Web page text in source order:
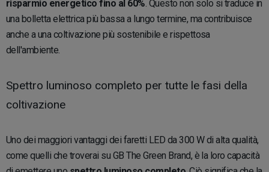
risparmio energetico fino al 60%. Questo non solo si traduce in
una bolletta elettrica più bassa a lungo termine, ma contribuisce
anche a una coltivazione più sostenibile e rispettosa
dell'ambiente.
Spettro luminoso completo per tutte le fasi della
coltivazione
Uno dei maggiori vantaggi dei faretti LED da 300 W di alta qualità,
come quelli che troverai su GB The Green Brand, è la loro capacità